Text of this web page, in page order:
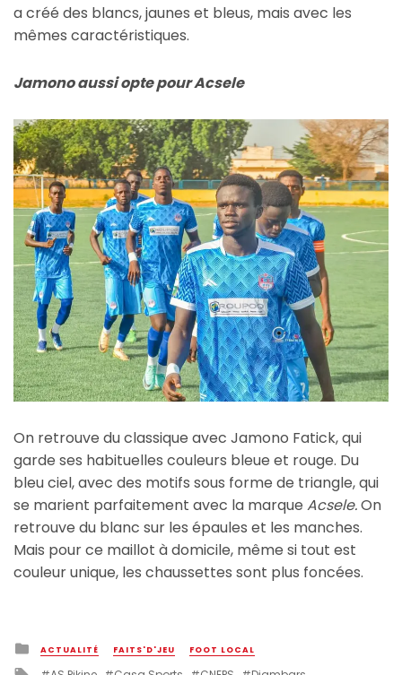
a créé des blancs, jaunes et bleus, mais avec les
mêmes caractéristiques.
Jamono aussi opte pour Acsele
On retrouve du classique avec Jamono Fatick, qui
garde ses habituelles couleurs bleue et rouge. Du
bleu ciel, avec des motifs sous forme de triangle, qui
se marient parfaitement avec la marque Acsele.On
retrouve du blanc sur les épaules et les manches.
Mais pour ce maillot à domicile, même si tout est
couleur unique, les chaussettes sont plus foncées.
Posted
in
ACTUALITÉ FAITS'D'JEU FOOT LOCAL